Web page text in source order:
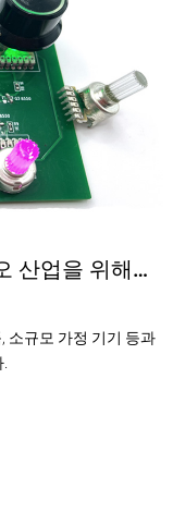
산업을 위해
.
소규모 가정 기기 등과